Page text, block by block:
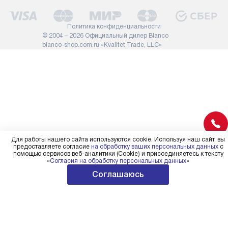
или другие выступающие
элементы, так как это может
повлиять на гарантийное
обслуживание в будущем.
расходных
требуется
© 2004 – 2026 Официальный дилер Blanco
blanco-shop.com.ru «Kvalitet Trade, LLC»
Политика конфиденциальности
Для работы нашего сайта используются cookie. Используя наш сайт, вы
предоставляете согласие на обработку ваших персональных данныхс
помощью сервисов веб-аналитики (Cookie) и присоединяетесь к тексту
«Согласия на обработку персональных данных»
Соглашаюсь